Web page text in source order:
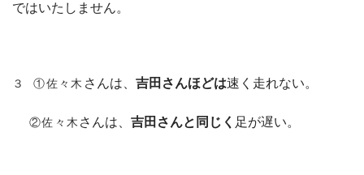
ではいたしません。
３ ①佐々木 さんは、 吉田さんほどは速く走れない。
②佐々木 さんは、吉田さんと同じく 足が遅い。